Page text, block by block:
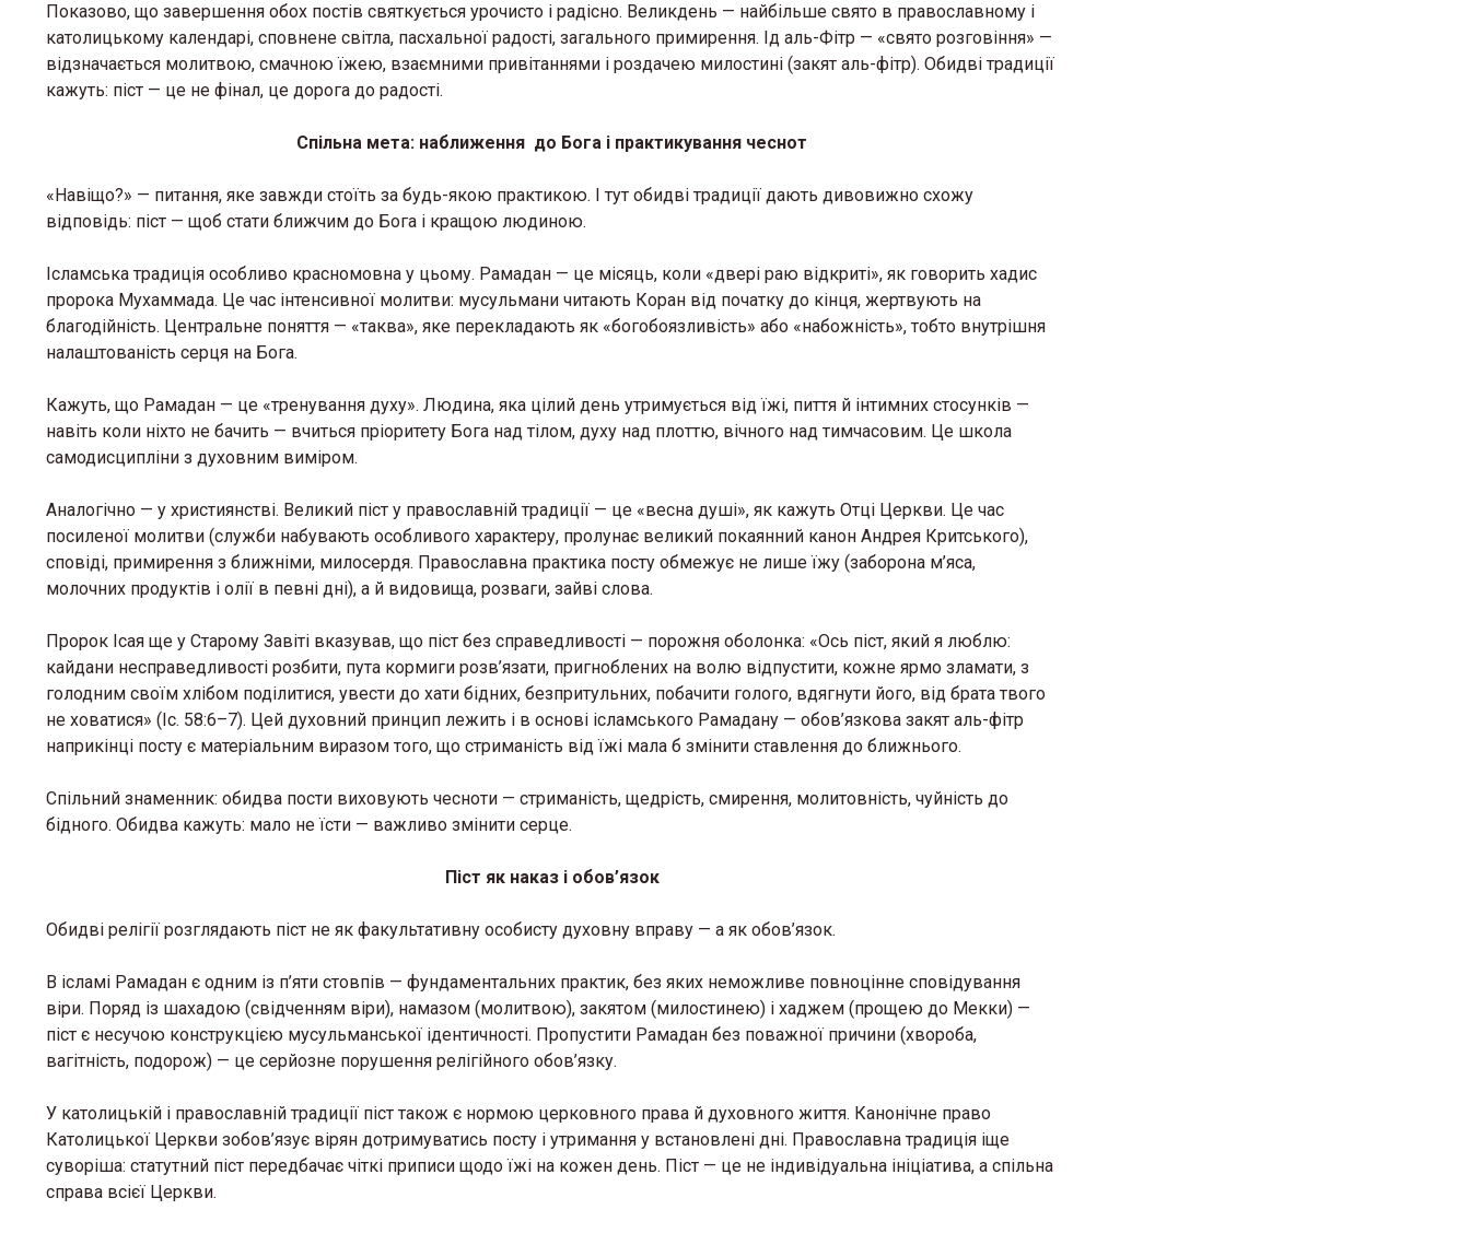
Показово, що завершення обох постів святкується урочисто і радісно. Великдень — найбільше свято в православному і
католицькому календарі, сповнене світла, пасхальної радості, загального примирення. Ід аль-Фітр — «свято розговіння» —
відзначається молитвою, смачною їжею, взаємними привітаннями і роздачею милостині (закят аль-фітр). Обидві традиції
кажуть: піст — це не фінал, це дорога до радості.
Спільна мета: наближення до Бога і практикування чеснот
«Навіщо?» — питання, яке завжди стоїть за будь-якою практикою. І тут обидві традиції дають дивовижно схожу
відповідь: піст — щоб стати ближчим до Бога і кращою людиною.
Ісламська традиція особливо красномовна у цьому. Рамадан — це місяць, коли «двері раю відкриті», як говорить хадис
пророка Мухаммада. Це час інтенсивної молитви: мусульмани читають Коран від початку до кінця, жертвують на
благодійність. Центральне поняття — «таква», яке перекладають як «богобоязливість» або «набожність», тобто внутрішня
налаштованість серця на Бога.
Кажуть, що Рамадан — це «тренування духу». Людина, яка цілий день утримується від їжі, пиття й інтимних стосунків —
навіть коли ніхто не бачить — вчиться пріоритету Бога над тілом, духу над плоттю, вічного над тимчасовим. Це школа
самодисципліни з духовним виміром.
Аналогічно — у християнстві. Великий піст у православній традиції — це «весна душі», як кажуть Отці Церкви. Це час
посиленої молитви (служби набувають особливого характеру, пролунає великий покаянний канон Андрея Критського),
сповіді, примирення з ближніми, милосердя. Православна практика посту обмежує не лише їжу (заборона м’яса,
молочних продуктів і олії в певні дні), а й видовища, розваги, зайві слова.
Пророк Ісая ще у Старому Завіті вказував, що піст без справедливості — порожня оболонка: «Ось піст, який я люблю:
кайдани несправедливості розбити, пута кормиги розв’язати, пригноблених на волю відпустити, кожне ярмо зламати, з
голодним своїм хлібом поділитися, увести до хати бідних, безпритульних, побачити голого, вдягнути його, від брата твого
не ховатися» (Іс. 58:6–7). Цей духовний принцип лежить і в основі ісламського Рамадану — обов’язкова закят аль-фітр
наприкінці посту є матеріальним виразом того, що стриманість від їжі мала б змінити ставлення до ближнього.
Спільний знаменник: обидва пости виховують чесноти — стриманість, щедрість, смирення, молитовність, чуйність до
бідного. Обидва кажуть: мало не їсти — важливо змінити серце.
Піст як наказ і обов’язок
Обидві релігії розглядають піст не як факультативну особисту духовну вправу — а як обов’язок.
В ісламі Рамадан є одним із п’яти стовпів — фундаментальних практик, без яких неможливе повноцінне сповідування
віри. Поряд із шахадою (свідченням віри), намазом (молитвою), закятом (милостинею) і хаджем (прощею до Мекки) —
піст є несучою конструкцією мусульманської ідентичності. Пропустити Рамадан без поважної причини (хвороба,
вагітність, подорож) — це серйозне порушення релігійного обов’язку.
У католицькій і православній традиції піст також є нормою церковного права й духовного життя. Канонічне право
Католицької Церкви зобов’язує вірян дотримуватись посту і утримання у встановлені дні. Православна традиція іще
суворіша: статутний піст передбачає чіткі приписи щодо їжі на кожен день. Піст — це не індивідуальна ініціатива, а спільна
справа всієї Церкви.